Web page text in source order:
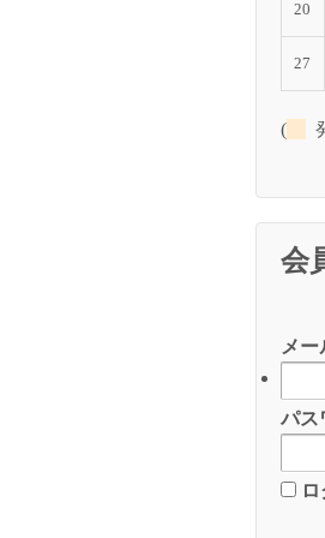
20
27
(
会
メ
パス